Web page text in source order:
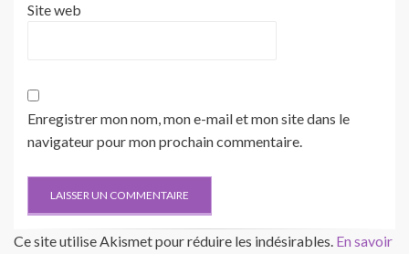
Site web
Enregistrer mon nom, mon e-mail et mon site dans le
navigateur pour mon prochain commentaire.
Ce site utilise Akismet pour réduire les indésirables. En savoir